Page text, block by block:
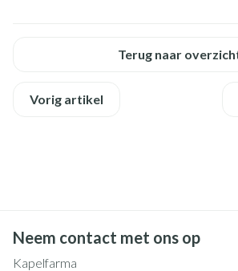
Terug naar
Vorig artikel
Neem contact met ons op
Kapelfarma